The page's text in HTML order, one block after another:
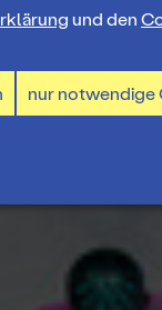
und
Saalplan
und den
nur notwendige